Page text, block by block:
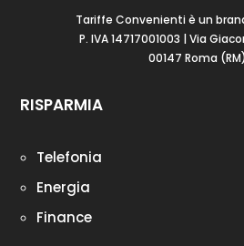
Tariffe Convenienti è un
P. IVA 14717001003 | Via
00147 Roma (RM)
RISPARMIA
Telefonia
Energia
Finance